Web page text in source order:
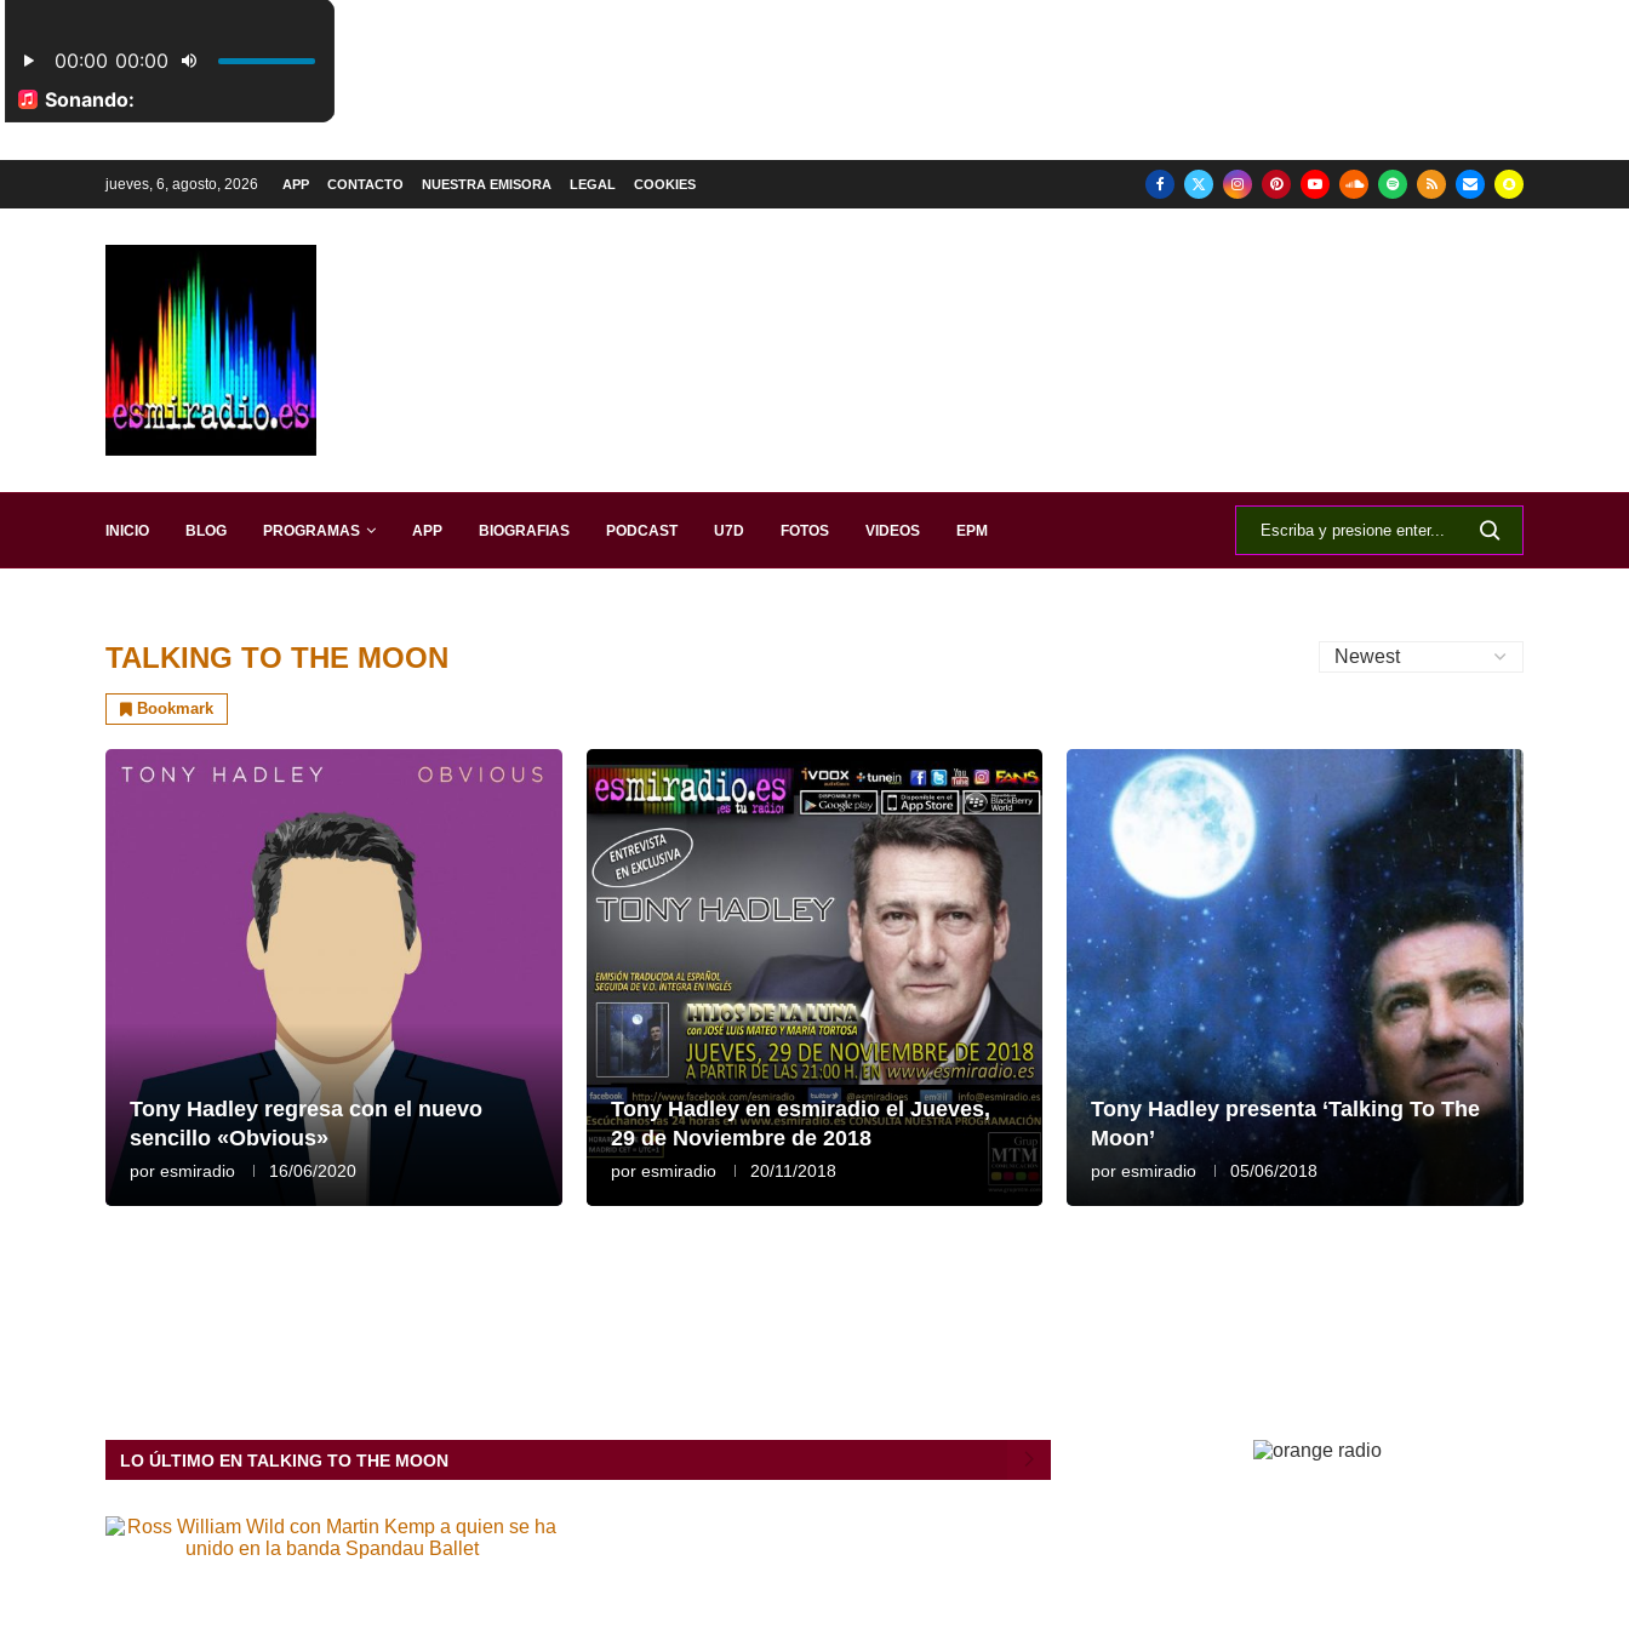
jueves, 6, agosto, 2026 APP CONTACTO NUESTRA EMISORA LEGAL COOKIES
INICIO BLOG PROGRAMAS APP BIOGRAFIAS PODCAST U7D FOTOS VIDEOS EPM
TALKING TO THE MOON
Bookmark
Tony Hadley regresa con el nuevo
sencillo «Obvious»
por esmiradio 16/06/2020
Tony Hadley en esmiradio el Jueves,
29 de Noviembre de 2018
por esmiradio 20/11/2018
Tony Hadley presenta ‘Talking To The
Moon’
poresmiradio 05/06/2018
LO ÚLTIMO EN TALKING TO THE MOON